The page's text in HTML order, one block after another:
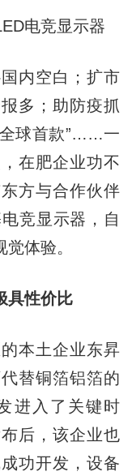
电竞显示器
内空白；扩市
多；助防疫抓
全球首款”……一
在肥企业功不
方与合作伙伴
竞显示器，自
体验。
性价比
本土企业东昇
替铜箔铝箔的
进入了关键时
后，该企业也
功开发，设备